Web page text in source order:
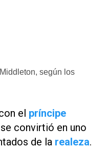
según los
el príncipe
se convirtió en uno
de la realeza.